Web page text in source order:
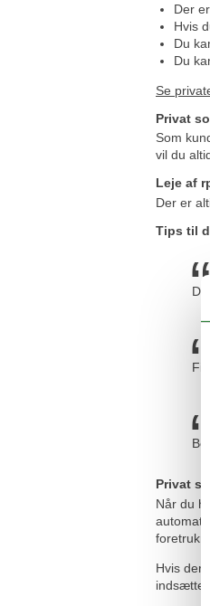
Der
Hvis
Du
Du
Se
Privat
Som
vil du
Leje af
Der er
Tips til
Privat
Når du
Hvis der